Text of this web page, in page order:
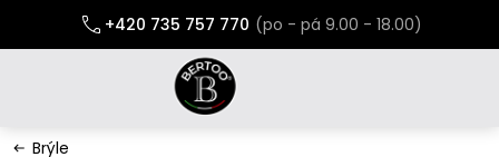
obsah
+420 735 757 770
Brýle